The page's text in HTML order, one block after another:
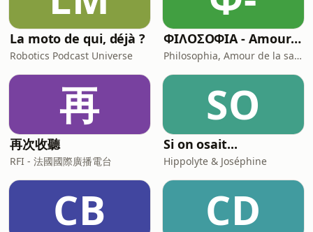
La moto de qui, déjà ?
Robotics Podcast Universe
ΦΙΛΟΣΟΦΙΑ - Amour de la sagesse - L'histoire de la philosophie
Philosophia, Amour de la sagesse
再
再次收聽
RFI - 法國國際廣播電台
SO
Si on osait...
Hippolyte & Joséphine
CB CD